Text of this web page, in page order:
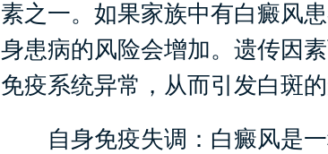
素之一。如果家族中有白癜风
身患病的风险会增加。遗传因
免疫系统异常，从而引发白斑的
自身免疫失调：白癜风是一